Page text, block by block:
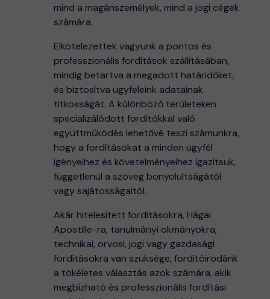
mind a magánszemélyek, mind a jogi cégek
számára.
Elkötelezettek vagyunk a pontos és
professzionális fordítások szállításában,
mindig betartva a megadott határidőket,
és biztosítva ügyfeleink adatainak
titkosságát. A különböző területeken
specializálódott fordítókkal való
együttműködés lehetővé teszi számunkra,
hogy a fordításokat a minden ügyfél
igényeihez és követelményeihez igazítsuk,
függetlenül a szöveg bonyolultságától
vagy sajátosságaitól.
Akár hitelesített fordításokra, Hágai
Apostille-ra, tanulmányi okmányokra,
technikai, orvosi, jogi vagy gazdasági
fordításokra van szüksége, fordítóirodánk
a tökéletes választás azok számára, akik
megbízható és professzionális fordítási